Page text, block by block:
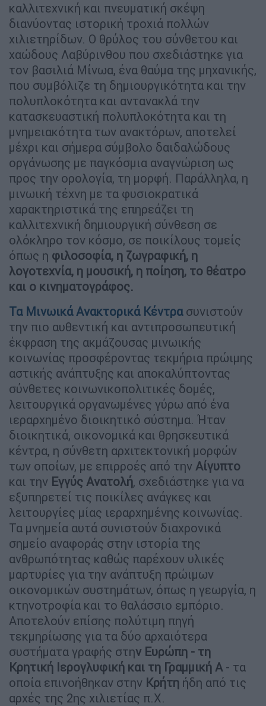
καλλιτεχνική και πνευματική σκέψη
διανύοντας ιστορική τροχιά πολλών
χιλιετηρίδων. Ο θρύλος του σύνθετου και
χαώδους Λαβύρινθου που σχεδιάστηκε για
τον βασιλιά Μίνωα, ένα θαύμα της μηχανικής,
που συμβόλιζε τη δημιουργικότητα και την
πολυπλοκότητα και αντανακλά την
κατασκευαστική πολυπλοκότητα και τη
μνημειακότητα των ανακτόρων, αποτελεί
μέχρι και σήμερα σύμβολο δαιδαλώδους
οργάνωσης με παγκόσμια αναγνώριση ως
προς την ορολογία, τη μορφή. Παράλληλα, η
μινωική τέχνη με τα φυσιοκρατικά
χαρακτηριστικά της επηρεάζει τη
καλλιτεχνική δημιουργική σύνθεση σε
ολόκληρο τον κόσμο, σε ποικίλους τομείς
όπως η φιλοσοφία, η ζωγραφική, η
λογοτεχνία, η μουσική, η ποίηση, το θέατρο
και ο κινηματογράφος.
Τα Μινωικά Ανακτορικά Κέντρασυνιστούν
την πιο αυθεντική και αντιπροσωπευτική
έκφραση της ακμάζουσας μινωικής
κοινωνίας προσφέροντας τεκμήρια πρώιμης
αστικής ανάπτυξης και αποκαλύπτοντας
σύνθετες κοινωνικοπολιτικές δομές,
λειτουργικά οργανωμένες γύρω από ένα
ιεραρχημένο διοικητικό σύστημα. Ήταν
διοικητικά, οικονομικά και θρησκευτικά
κέντρα, η σύνθετη αρχιτεκτονική μορφών
των οποίων, με επιρροές από την Αίγυπτο
και την Εγγύς Ανατολή, σχεδιάστηκε για να
εξυπηρετεί τις ποικίλες ανάγκες και
λειτουργίες μίας ιεραρχημένης κοινωνίας.
Τα μνημεία αυτά συνιστούν διαχρονικά
σημείο αναφοράς στην ιστορία της
ανθρωπότητας καθώς παρέχουν υλικές
μαρτυρίες για την ανάπτυξη πρώιμων
οικονομικών συστημάτων, όπως η γεωργία, η
κτηνοτροφία και το θαλάσσιο εμπόριο.
Αποτελούν επίσης πολύτιμη πηγή
τεκμηρίωσης για τα δύο αρχαιότερα
συστήματα γραφής στην Ευρώπη - τη
Κρητική Ιερογλυφική και τη Γραμμική Α - τα
οποία επινοήθηκαν στην Κρήτη ήδη από τις
αρχές της 2ης χιλιετίας π.Χ.